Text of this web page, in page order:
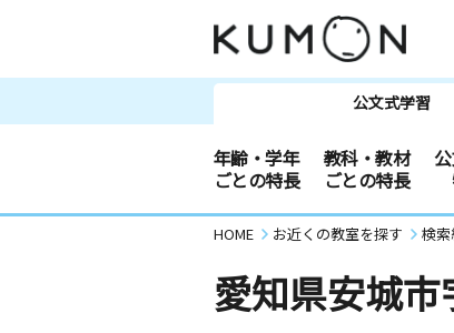
公文式学習
年齢・学年
ごとの特長
教科・教材
ごとの特長
HOME お近くの教室を探す 検
愛知県安城